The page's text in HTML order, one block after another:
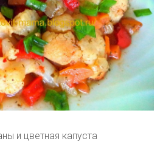
и цветная капуста